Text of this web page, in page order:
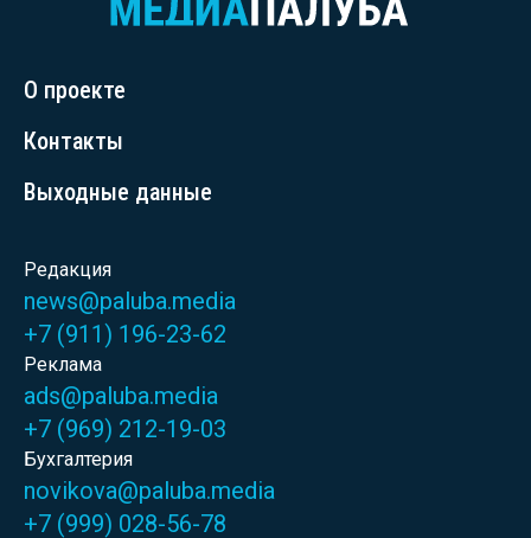
О проекте
Контакты
Выходные данные
Редакция
news@paluba.media
+7 (911) 196-23-62
Реклама
ads@paluba.media
+7 (969) 212-19-03
Бухгалтерия
novikova@paluba.media
+7 (999) 028-56-78